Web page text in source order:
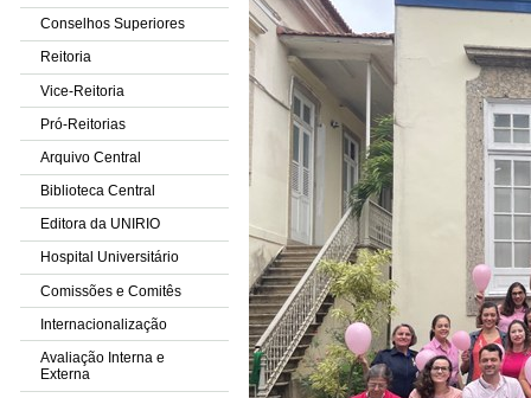
Conselhos Superiores
Reitoria
Vice-Reitoria
Pró-Reitorias
Arquivo Central
Biblioteca Central
Editora da UNIRIO
Hospital Universitário
Comissões e Comitês
Internacionalização
Avaliação Interna e
Externa